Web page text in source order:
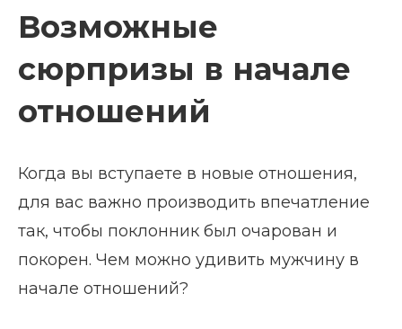
Возможные
сюрпризы в начале
отношений
Когда вы вступаете в новые отношения,
для вас важно производить впечатление
так, чтобы поклонник был очарован и
покорен. Чем можно удивить мужчину в
начале отношений?